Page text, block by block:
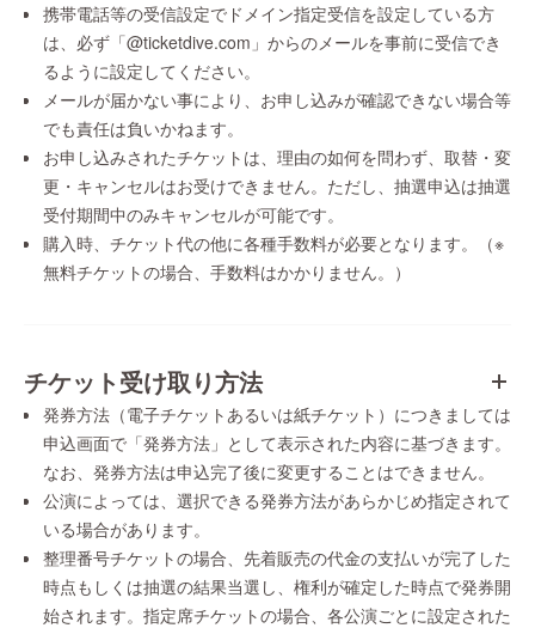
携帯電話等の受信設定でドメイン指定受信を設定している方
は、必ず「@ticketdive.com」からのメールを事前に受信でき
るように設定してください。
メールが届かない事により、お申し込みが確認できない場合等
でも責任は負いかねます。
お申し込みされたチケットは、理由の如何を問わず、取替・変
更・キャンセルはお受けできません。ただし、抽選申込は抽選
受付期間中のみキャンセルが可能です。
購入時、チケット代の他に各種手数料が必要となります。（※
無料チケットの場合、手数料はかかりません。）
チケット受け取り方法
発券方法（電子チケットあるいは紙チケット）につきましては
申込画面で「発券方法」として表示された内容に基づきます。
なお、発券方法は申込完了後に変更することはできません。
公演によっては、選択できる発券方法があらかじめ指定されて
いる場合があります。
整理番号チケットの場合、先着販売の代金の支払いが完了した
時点もしくは抽選の結果当選し、権利が確定した時点で発券開
始されます。指定席チケットの場合、各公演ごとに設定された